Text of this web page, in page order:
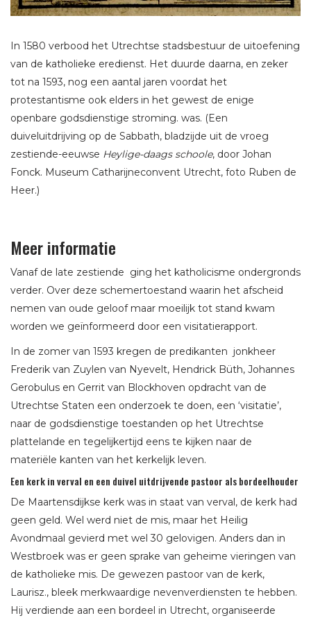
In 1580 verbood het Utrechtse stadsbestuur de uitoefening
van de katholieke eredienst. Het duurde daarna, en zeker
tot na 1593, nog een aantal jaren voordat het
protestantisme ook elders in het gewest de enige
openbare godsdienstige stroming. was. (Een
duiveluitdrijving op de Sabbath, bladzijde uit de vroeg
zestiende-eeuwse Heylige-daags schoole, door Johan
Fonck. Museum Catharijneconvent Utrecht, foto Ruben de
Heer.)
Meer informatie
Vanaf de late zestiende ging het katholicisme ondergronds
verder. Over deze schemertoestand waarin het afscheid
nemen van oude geloof maar moeilijk tot stand kwam
worden we geïnformeerd door een visitatierapport.
In de zomer van 1593 kregen de predikanten jonkheer
Frederik van Zuylen van Nyevelt, Hendrick Büth, Johannes
Gerobulus en Gerrit van Blockhoven opdracht van de
Utrechtse Staten een onderzoek te doen, een ‘visitatie’,
naar de godsdienstige toestanden op het Utrechtse
plattelande en tegelijkertijd eens te kijken naar de
materiële kanten van het kerkelijk leven.
Een kerk in verval en een duivel uitdrijvende pastoor als bordeelhouder
De Maartensdijkse kerk was in staat van verval, de kerk had
geen geld. Wel werd niet de mis, maar het Heilig
Avondmaal gevierd met wel 30 gelovigen. Anders dan in
Westbroek was er geen sprake van geheime vieringen van
de katholieke mis. De gewezen pastoor van de kerk,
Laurisz., bleek merkwaardige nevenverdiensten te hebben.
Hij verdiende aan een bordeel in Utrecht, organiseerde